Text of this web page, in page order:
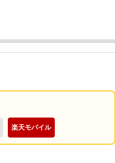
楽天モバイル